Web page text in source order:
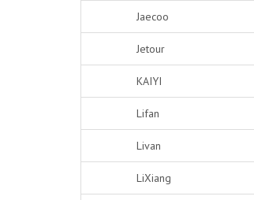
Jaecoo
Jetour
KAIYI
Lifan
Livan
LiXiang